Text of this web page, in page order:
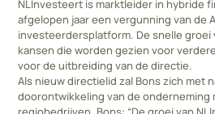
NLInvesteert is marktleider in hybride
afgelopen jaar een vergunning van de
investeerdersplatform. De snelle groei
kansen die worden gezien voor
voor de uitbreiding van de directie.
Als nieuw directielid zal Bons zich met
doorontwikkeling van de onderneming